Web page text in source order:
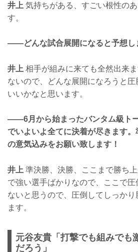
井上 気持ちがある、すごい根性の
す。
——どんな試合展開になると予想し
井上 相手が組みに来ても全然出来
ないので、どんな展開になろうと
いいかなと思います。
——6月から始まったバンタム級ト
でいよいよ全てに決着が尽きます
の意気込みをお願い致します！
井上 準決勝、決勝、ここまで勝ち
で強い選手ばかりなので、ここで
ないと思うので、圧倒してしっか
ます。
元谷友貴「打撃でも組みでも
だろう」